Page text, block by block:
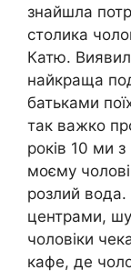
знайшла
столика
Катю.
найкраща
батьками
так важко
років 10 ми
моєму
розлий
центрами,
чоловіки
кафе, де